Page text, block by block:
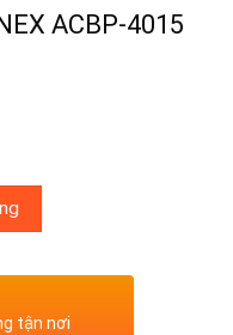
ACBP-4015
4015 số lượng
tận nơi